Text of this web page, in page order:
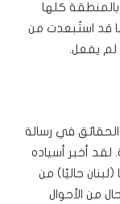
كلها
قد استُبعدت من
لم يفعل.
في رسالة
لقد أخبر أسياده
حاليًا) من
من الأحوال